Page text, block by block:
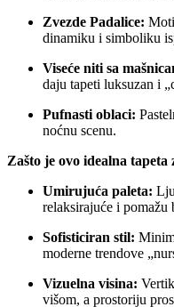
Zvezde Padalice:
dinamiku i simboliku
Viseće niti sa
daju tapeti luksuzan i
Pufnasti oblaci:
noćnu scenu.
Zašto je ovo idealna tapeta
Umirujuća paleta:
relaksirajuće i pomažu
Sofisticiran stil:
moderne trendove
Vizuelna visina:
višom, a prostoriju